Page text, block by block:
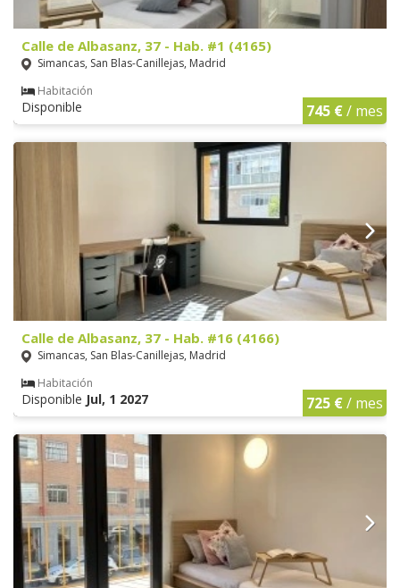
Calle de Albasanz, 37 - Hab. #1 (4165)
Simancas, San Blas-Canillejas, Madrid
Habitación
Disponible 745 €/ mes
Calle de Albasanz, 37 - Hab. #16 (4166)
Simancas, San Blas-Canillejas, Madrid
Habitación
Disponible Jul, 1 2027 725 €/ mes